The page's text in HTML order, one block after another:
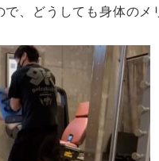
、どうしても身体のメ